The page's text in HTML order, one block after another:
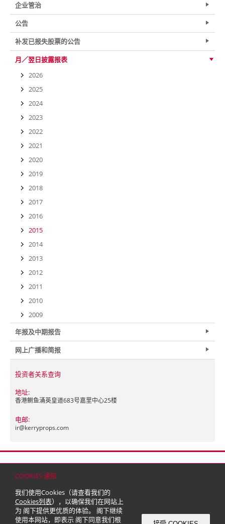
COOKIES 通知
我们使用Cookies（请查看我们的
Cookies列表），以确保我们在网站上
为 阁下提供更优质的体验。 阁下继续
使用本网站，即表示 阁下同意我们根
企业管治
公告
补发已报失股票的公告
月／翌日披露报表
2026
2025
2024
2023
2022
2021
2020
2019
2018
2017
2016
2015
2014
2013
2012
2011
2010
2009
年报及中期报告
网上广播和简报
投资者关系查询
地址:
香港鲗鱼涌英皇道683号嘉里中心25楼
电邮:
ir@kerryprops.com
© 2026 嘉里建设有限公司 (于百慕达注册成立之有限公司)